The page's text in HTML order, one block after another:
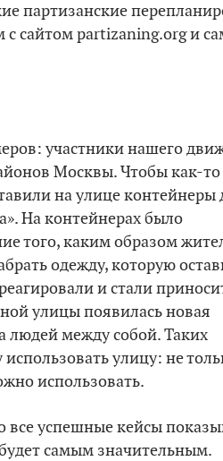
партизанские
с сайтом partizaning.org и
участники нашего
Москвы. Чтобы как-то
на улице контейнеры
На контейнерах было
того, каким образом
одежду, которую
и стали
улицы появилась новая
людей между собой. Таких
улицу: не
использовать.
все успешные кейсы
самым значительным.